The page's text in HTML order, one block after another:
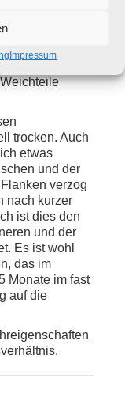
Impressum
man ihn
zu weich.
trocken. Auch
etwas
und der
verzog
nach kurzer
ist dies den
und der
Es ist wohl
das im
Monate im fast
auf die